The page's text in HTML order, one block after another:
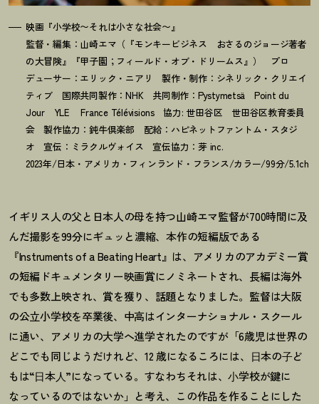
映画『小学校〜それは小さな社会〜』
監督・編集：山崎エマ（『モンキービジネス おさるのジョージ著者
の大冒険』『甲子園；フィールド・オブ・ドリームス』） プロ
デューサー：エリック・ニアリ 製作・制作：シネリック・クリエイ
ティブ 国際共同製作：NHK 共同制作：Pystymetsä Point du
Jour YLE France Télévisions 協力: 世田谷区 世田谷区教育委員
会 製作協力：鈍牛倶楽部 配給：ハピネットファントム・スタジ
オ 宣伝：ミラクルヴォイス 宣伝協力：芽 inc.
2023年/日本・アメリカ・フィンランド・フランス/カラー/99分/5.1ch
イギリス人の父と日本人の母を持つ山崎エマ監督が700時間に及
んだ撮影を99分にギュッと濃縮、本作の短編版である
『Instruments of a Beating Heart』は、アメリカのアカデミー賞
の短編ドキュメンタリー映画賞にノミネートされ、長編は海外
でも多数上映され、賞を獲り、話題となりました。監督は大阪
の公立小学校を卒業後、中高はインターナショナル・スクール
に通い、アメリカの大学へ進学されたのですが「6歳児は世界の
どこでも同じようだけれど、12 歳になるころには、⽇本の⼦ど
もは“⽇本⼈”になっている。すなわちそれは、⼩学校が鍵に
なっているのではないか」と考え、この作品を作ることにした